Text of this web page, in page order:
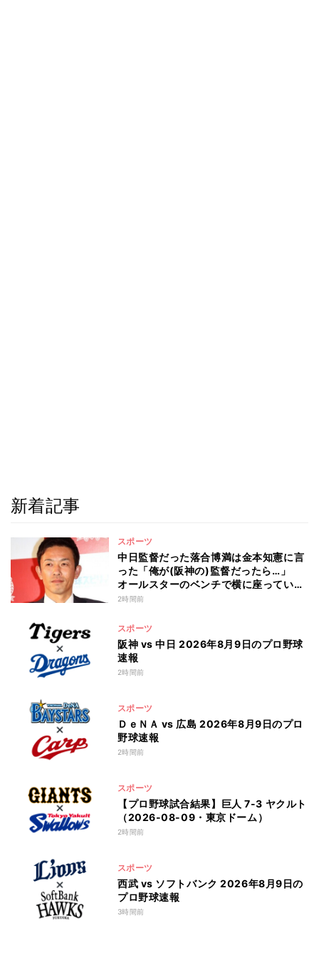
新着記事
スポーツ
中日監督だった落合博満は金本知憲に言
った「俺が(阪神の)監督だったら…」
オールスターのベンチで横に座っていた
赤星憲広が聞いた会話とは
2時間前
スポーツ
阪神 vs 中日 2026年8月9日のプロ野球
速報
2時間前
スポーツ
ＤｅＮＡ vs 広島 2026年8月9日のプロ
野球速報
2時間前
スポーツ
【プロ野球試合結果】巨人 7-3 ヤクルト
（2026-08-09・東京ドーム）
2時間前
スポーツ
西武 vs ソフトバンク 2026年8月9日の
プロ野球速報
3時間前